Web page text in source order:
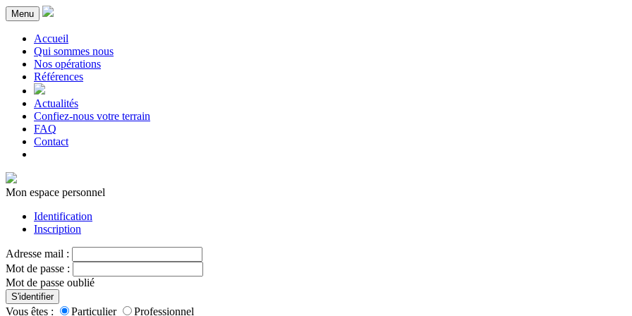
Menu
Accueil
Qui sommes nous
Nos opérations
Références
Actualités
Confiez-nous votre terrain
FAQ
Contact
Mon espace personnel
Identification
Inscription
Adresse mail :
Mot de passe :
Mot de passe oublié
S'identifier
Vous êtes : Particulier
Professionnel